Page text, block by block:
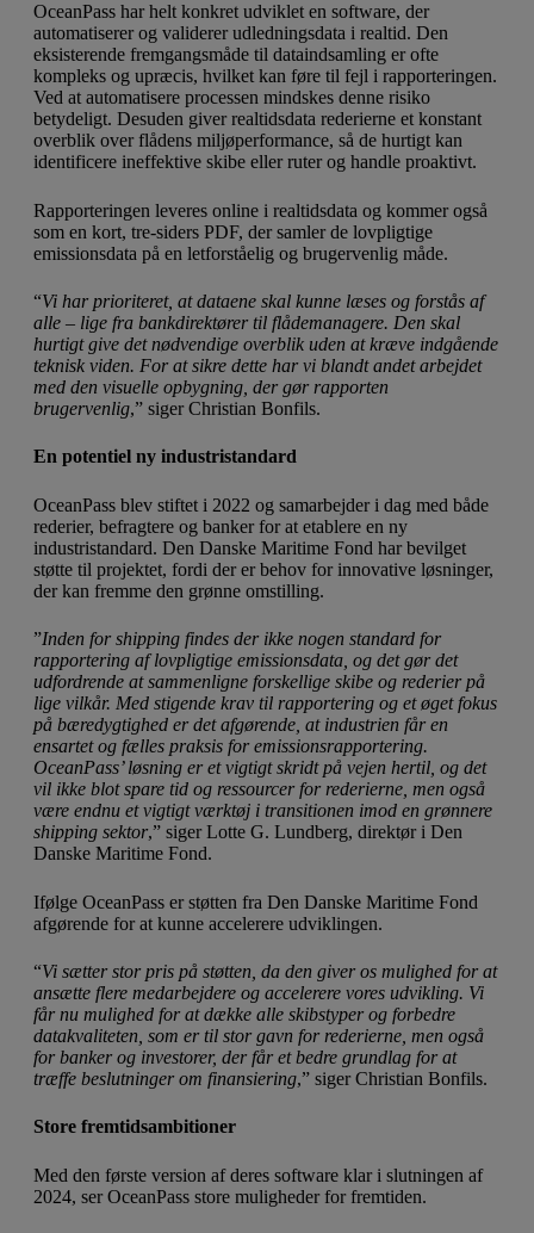
OceanPass har helt konkret udviklet en software, der
automatiserer og validerer udledningsdata i realtid. Den
eksisterende fremgangsmåde til dataindsamling er ofte
kompleks og upræcis, hvilket kan føre til fejl i rapporteringen.
Ved at automatisere processen mindskes denne risiko
betydeligt. Desuden giver realtidsdata rederierne et konstant
overblik over flådens miljøperformance, så de hurtigt kan
identificere ineffektive skibe eller ruter og handle proaktivt.
Rapporteringen leveres online i realtidsdata og kommer også
som en kort, tre-siders PDF, der samler de lovpligtige
emissionsdata på en letforståelig og brugervenlig måde.
“Vi har prioriteret, at dataene skal kunne læses og forstås af
alle – lige fra bankdirektører til flådemanagere. Den skal
hurtigt give det nødvendige overblik uden at kræve indgående
teknisk viden. For at sikre dette har vi blandt andet arbejdet
med den visuelle opbygning, der gør rapporten
brugervenlig,” siger Christian Bonfils.
En potentiel ny industristandard
OceanPass blev stiftet i 2022 og samarbejder i dag med både
rederier, befragtere og banker for at etablere en ny
industristandard. Den Danske Maritime Fond har bevilget
støtte til projektet, fordi der er behov for innovative løsninger,
der kan fremme den grønne omstilling.
”Inden for shipping findes der ikke nogen standard for
rapportering af lovpligtige emissionsdata, og det gør det
udfordrende at sammenligne forskellige skibe og rederier på
lige vilkår. Med stigende krav til rapportering og et øget fokus
på bæredygtighed er det afgørende, at industrien får en
ensartet og fælles praksis for emissionsrapportering.
OceanPass’ løsning er et vigtigt skridt på vejen hertil, og det
vil ikke blot spare tid og ressourcer for rederierne, men også
være endnu et vigtigt værktøj i transitionen imod en grønnere
shipping sektor,” siger Lotte G. Lundberg, direktør i Den
Danske Maritime Fond.
Ifølge OceanPass er støtten fra Den Danske Maritime Fond
afgørende for at kunne accelerere udviklingen.
“Vi sætter stor pris på støtten, da den giver os mulighed for at
ansætte flere medarbejdere og accelerere vores udvikling. Vi
får nu mulighed for at dække alle skibstyper og forbedre
datakvaliteten, som er til stor gavn for rederierne, men også
for banker og investorer, der får et bedre grundlag for at
træffe beslutninger om finansiering,” siger Christian Bonfils.
Store fremtidsambitioner
Med den første version af deres software klar i slutningen af
2024, ser OceanPass store muligheder for fremtiden.